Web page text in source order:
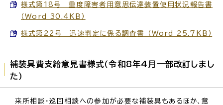
様式第18号 重度障害者用意思伝達装置使用状況報告書
（Word 30.4KB）
様式第22号 迅速判定に係る調査書 （Word 25.7KB）
補装具費支給意見書様式（令和8年4月一部改訂しまし
た）
来所相談・巡回相談への参加が必要な補装具もあるほか、意